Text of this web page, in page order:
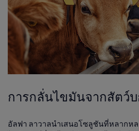
การกลั่นไขมันจากสัตว์
อัลฟา ลาวาลนำเสนอโซลูชันที่หลากห